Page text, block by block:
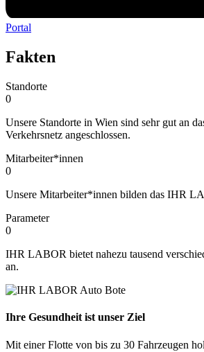
Portal
Fakten
Standorte
0
Unsere Standorte in Wien sind sehr gut an
Verkehrsnetz angeschlossen.
Mitarbeiter*innen
0
Unsere Mitarbeiter*innen bilden das IHR
Parameter
0
IHR LABOR bietet nahezu tausend
an.
Ihre Gesundheit ist unser Ziel
Mit einer Flotte von bis zu 30 Fahrzeugen